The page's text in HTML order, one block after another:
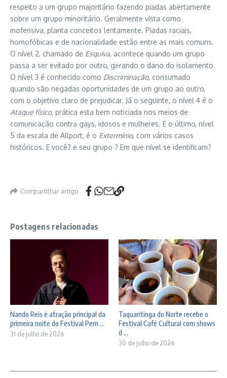
respeito a um grupo majoritário fazendo piadas abertamente
sobre um grupo minoritário. Geralmente vista como
inofensiva, planta conceitos lentamente. Piadas raciais,
homofóbicas e de nacionalidade estão entre as mais comuns.
O nível 2, chamado de Esquiva, acontece quando um grupo
passa a ser evitado por outro, gerando o dano do isolamento.
O nível 3 é conhecido como Discriminação, consumado
quando são negadas oportunidades de um grupo ao outro,
com o objetivo claro de prejudicar. Já o seguinte, o nível 4 é o
Ataque físico, prática esta bem noticiada nos meios de
comunicação contra gays, idosos e mulheres. E o último, nível
5 da escala de Allport, é o Extermínio, com vários casos
históricos. E você? e seu grupo ? Em que nível se identificam?
Compartilhar artigo
Postagens relacionadas
Nando Reis é atração principal da
primeira noite do Festival Pern ...
31 de julho de 2026
Taquaritinga do Norte recebe o
Festival Café Cultural com shows
d ...
30 de julho de 2026